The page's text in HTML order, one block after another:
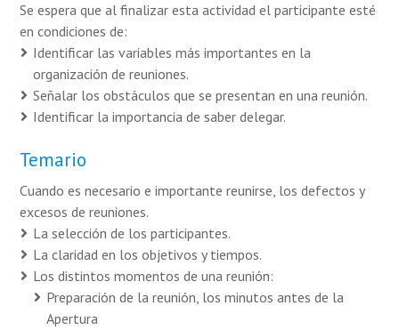
Se espera que al finalizar esta actividad el participante esté
en condiciones de:
Identificar las variables más importantes en la
organización de reuniones.
Señalar los obstáculos que se presentan en una reunión.
Identificar la importancia de saber delegar.
Temario
Cuando es necesario e importante reunirse, los defectos y
excesos de reuniones.
La selección de los participantes.
La claridad en los objetivos y tiempos.
Los distintos momentos de una reunión:
Preparación de la reunión, los minutos antes de la
Apertura